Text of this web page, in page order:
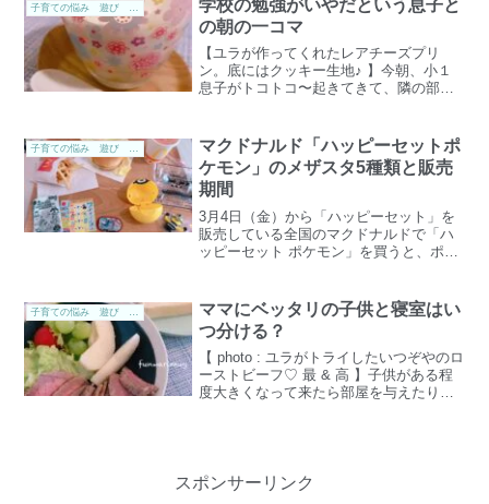
ローから水が出る...
子育ての悩み 遊び 子供手帳 勉強
学校の勉強がいやだという息子と
の朝の一コマ
【ユラが作ってくれたレアチーズプリ
ン。底にはクッキー生地♪ 】今朝、小１
息子がトコトコ〜起きてきて、隣の部屋
うち学校の話になりました。コタ：土日
は少しも勉強しなくて良い...
子育ての悩み 遊び 子供手帳 勉強
マクドナルド「ハッピーセットポ
ケモン」のメザスタ5種類と販売
期間
3月4日（金）から「ハッピーセット」を
販売している全国のマクドナルドで「ハ
ッピーセット ポケモン」を買うと、ポケ
間やポケモンハッピーセットのメニュ
ー、もらえるメザスタ...
ママにベッタリの子供と寝室はい
つ分ける？
【 photo : ユラがトライしたいつぞやのロ
ーストビーフ♡ 最 & 高 】子供がある程
度大きくなって来たら部屋を与えたり、
スポンサーリンク